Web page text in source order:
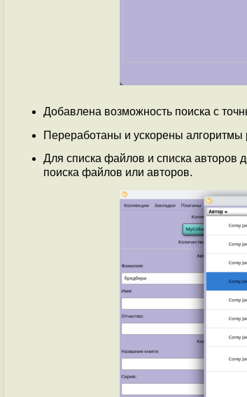
Добавлена возможность поиска с
Переработаны и ускорены
Для списка файлов и списка авторов
поиска файлов или авторов.